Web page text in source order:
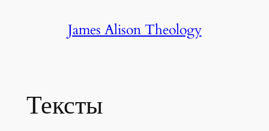
James Alison Theology
Тексты